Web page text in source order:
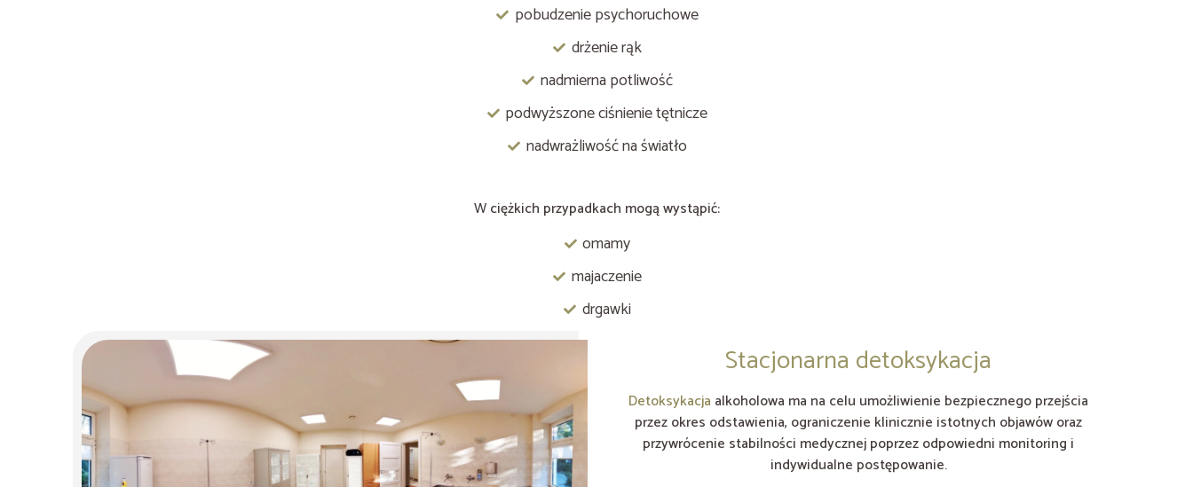
pobudzenie psychoruchowe
drżenie rąk
nadmierna potliwość
podwyższone ciśnienie tętnicze
nadwrażliwość na światło
W ciężkich przypadkach mogą wystąpić:
omamy
majaczenie
drgawki
Stacjonarna detoksykacja
Detoksykacja alkoholowa ma na celu umożliwienie bezpiecznego przejścia
przez okres odstawienia, ograniczenie klinicznie istotnych objawów oraz
przywrócenie stabilności medycznej poprzez odpowiedni monitoring i
indywidualne postępowanie.